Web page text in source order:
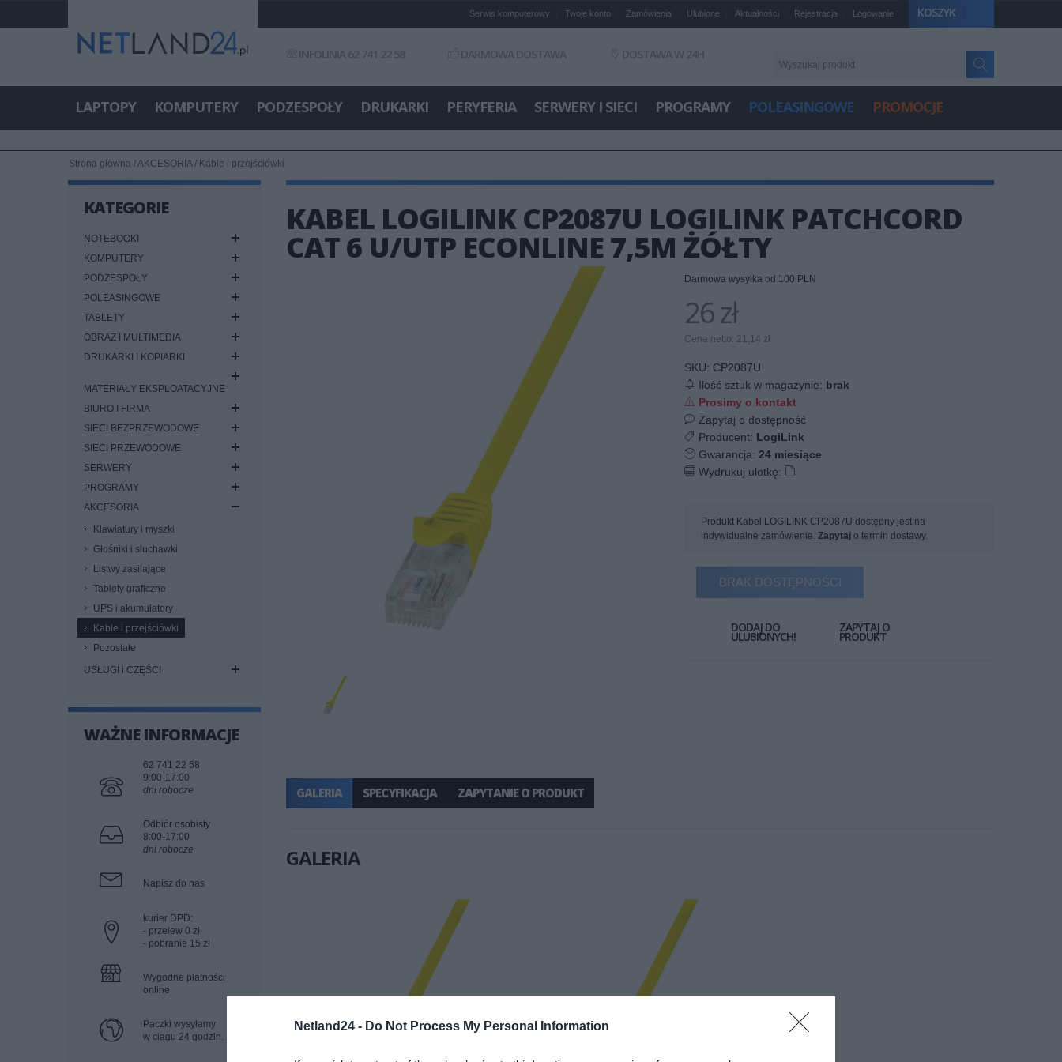
Netland24 - Do Not Process My Personal Information
KOSZYK
Serwis komputerowy Twoje konto Zamówienia Ulubione Aktualności Rejestracja Logowanie
INFOLINIA 62 741 22 58 DARMOWA DOSTAWA DOSTAWA W 24H
LAPTOPY KOMPUTERY PODZESPOŁY DRUKARKI PERYFERIA SERWERY I SIECI PROGRAMY POLEASINGOWE PROMOCJE
Strona główna /AKCESORIA/ Kable i przejściówki
KATEGORIE
NOTEBOOKI
KOMPUTERY
PODZESPOŁY
POLEASINGOWE
TABLETY
OBRAZ I MULTIMEDIA
DRUKARKI I KOPIARKI
MATERIAŁY EKSPLOATACYJNE
BIURO I FIRMA
SIECI BEZPRZEWODOWE
SIECI PRZEWODOWE
SERWERY
PROGRAMY
AKCESORIA
Klawiatury i myszki
Głośniki i słuchawki
Listwy zasilające
Tablety graficzne
UPS i akumulatory
Kable i przejściówki
Pozostałe
USŁUGI i CZĘŚCI
WAŻNE INFORMACJE
62 741 22 58
9:00-17:00
dni robocze
Odbiór osobisty
8:00-17:00
dni robocze
Napisz do nas
kurier DPD:
- przelew 0 zł
- pobranie 15 zł
Wygodne płatności
online
Paczki wysyłamy
w ciągu 24 godzin.
KABEL LOGILINK CP2087U LOGILINK PATCHCORD
CAT 6 U/UTP ECONLINE 7,5M ŻÓŁTY
Darmowa wysyłka od 100 PLN
26 zł
Cena netto: 21,14 zł
SKU: CP2087U
Ilość sztuk w magazynie: brak
Prosimy o kontakt
Zapytaj o dostępność
Producent: LogiLink
Gwarancja: 24 miesiące
Wydrukuj ulotkę:
Produkt Kabel LOGILINK CP2087U dostępny jest na
indywidualne zamówienie. Zapytaj o termin dostawy.
BRAK DOSTĘPNOŚCI
DODAJ DO
ULUBIONYCH!
ZAPYTAJ O
PRODUKT
GALERIA SPECYFIKACJA ZAPYTANIE O PRODUKT
GALERIA